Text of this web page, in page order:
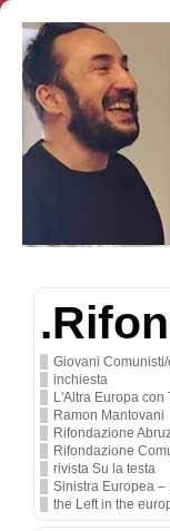
Giovani Comunisti/
inchiesta
L'Altra Europa con
Ramon Mantovani
Rifondazione
Rifondazione
rivista Su la testa
Sinistra Europea –
the Left in the